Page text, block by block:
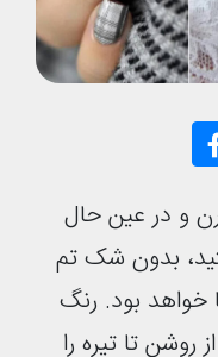
و در عین حال
بدون شک تم
خواهد بود. رنگ
تا تیره را